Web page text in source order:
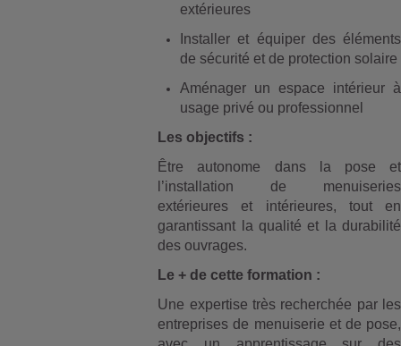
extérieures
Installer et équiper des éléments
de sécurité et de protection solaire
Aménager un espace intérieur à
usage privé ou professionnel
Les objectifs :
Être autonome dans la pose et
l’installation de menuiseries
extérieures et intérieures, tout en
garantissant la qualité et la durabilité
des ouvrages.
Le + de cette formation :
Une expertise très recherchée par les
entreprises de menuiserie et de pose,